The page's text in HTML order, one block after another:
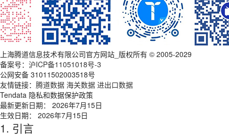
上海腾道信息技术有限公司官方网站_版权所有 © 2005-2029
备案号： 沪ICP备11051018号-3
公网安备 31011502003518号
友情链接： 腾道数据 海关数据 进出口数据
Tendata 隐私和数据保护政策
最新更新日期： 2026年7月15日
生效日期： 2026年7月15日
1. 引言